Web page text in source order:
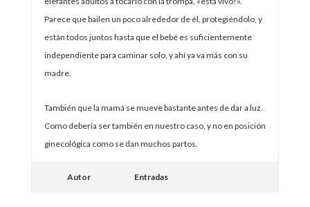
Parece que bailen un poco alrededor de él, protegiéndolo, y
están todos juntos hasta que el bebé es suficientemente
independiente para caminar solo, y ahí ya va más con su
madre.
También que la mamá se mueve bastante antes de dar a luz.
Como debería ser también en nuestro caso, y no en posición
ginecológica como se dan muchos partos.
Autor Entradas